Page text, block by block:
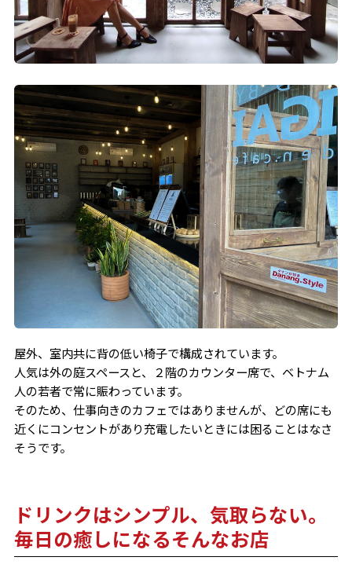
屋外、室内共に背の低い椅子で構成されています。
人気は外の庭スペースと、２階のカウンター席で、ベトナム
人の若者で常に賑わっています。
そのため、仕事向きのカフェではありませんが、どの席にも
近くにコンセントがあり充電したいときには困ることはなさ
そうです。
ドリンクはシンプル、気取らない。
毎日の癒しになるそんなお店